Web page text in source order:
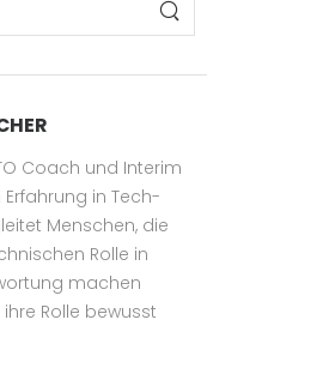
Coach und Interim
Erfahrung in Tech-
Menschen, die
Rolle in
machen
Rolle bewusst